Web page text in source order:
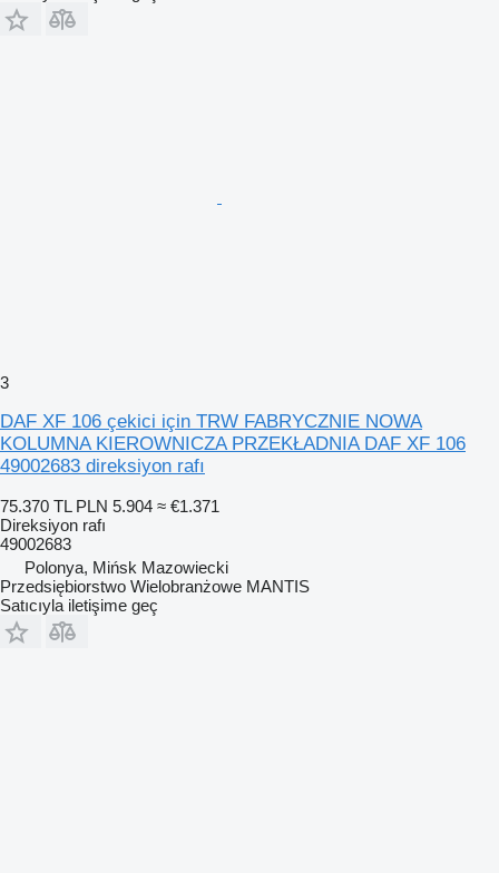
3
DAF XF 106 çekici için TRW FABRYCZNIE NOWA
KOLUMNA KIEROWNICZA PRZEKŁADNIA DAF XF 106
49002683 direksiyon rafı
75.370 TL PLN 5.904 ≈ €1.371
Direksiyon rafı
49002683
Polonya, Mińsk Mazowiecki
Przedsiębiorstwo Wielobranżowe MANTIS
Satıcıyla iletişime geç